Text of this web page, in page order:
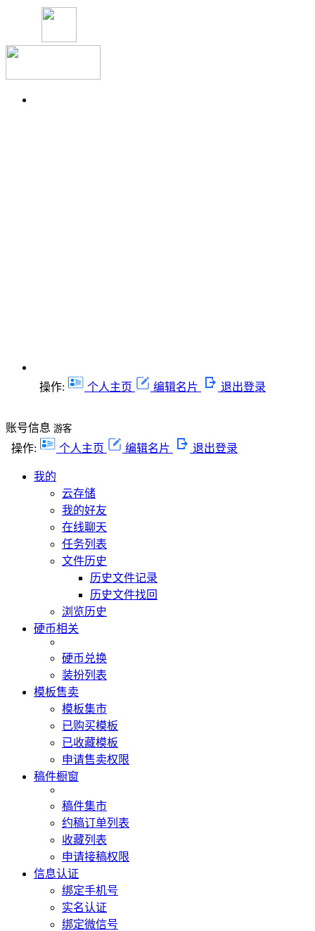
操作: 个人主页 编辑名片 退出登录
账号信息 游客
操作: 个人主页 编辑名片 退出登录
我的
云存储
我的好友
在线聊天
任务列表
文件历史
历史文件记录
历史文件找回
浏览历史
硬币相关
硬币兑换
装扮列表
模板售卖
模板集市
已购买模板
已收藏模板
申请售卖权限
稿件橱窗
稿件集市
约稿订单列表
收藏列表
申请接稿权限
信息认证
绑定手机号
实名认证
绑定微信号